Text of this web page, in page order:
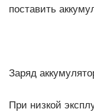
поставить
Заряд
При низкой